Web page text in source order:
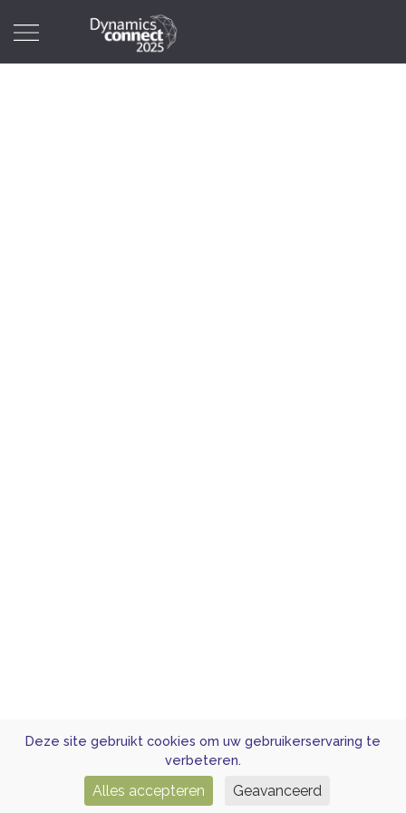
Deze site gebruikt cookies om uw gebruikerservaring te
verbeteren.
Alles accepteren Geavanceerd